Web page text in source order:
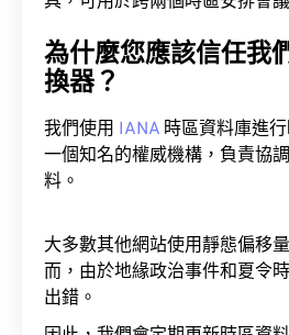
為什麼您應該信任我
換器？
我們使用 IANA 時區資料庫進
一個知名的權威機構，負責協
料。
大多數其他網站使用靜態偏移
而，由於地緣政治事件和夏令
出錯。